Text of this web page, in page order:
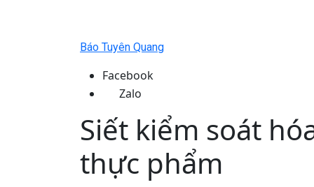
Báo Tuyên Quang
Facebook
Zalo
Siết kiểm soát
thực phẩm